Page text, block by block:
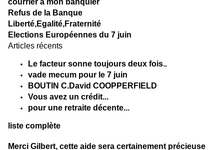
courrier à mon banquier
Refus de la Banque
Liberté,Egalité,Fraternité
Elections Européennes du 7 juin
Articles récents
Le facteur sonne toujours deux fois..
vade mecum pour le 7 juin
BOUTIN C.David COOPPERFIELD
Vous avez un crédit...
pour une retraite décente...
liste complète
Merci Gilbert, cette aide sera certainement précieuse